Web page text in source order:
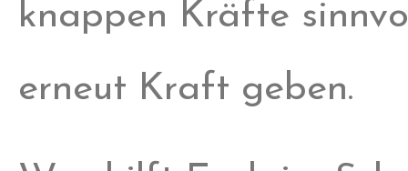
knappen Kräfte
erneut Kraft geben.